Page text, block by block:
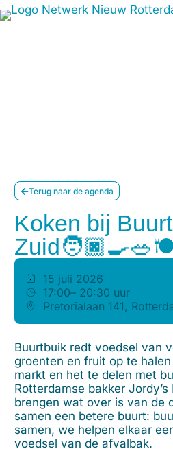
Terug naar de agenda
Koken bij
15 juli 2026
17:00– 20:30 uur
Pretorialaan 141,
Buurtbuik redt voedsel van
groenten en fruit op te
markt en het te delen met
Rotterdamse bakker
brengen wat over is van de
samen een betere buurt:
samen, we helpen elkaar
voedsel van de afvalbak.